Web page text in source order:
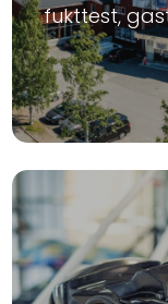
fukttest,